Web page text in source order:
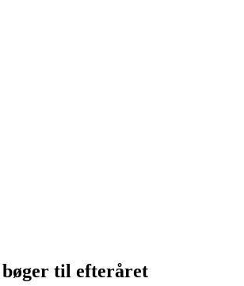
bøger til efteråret